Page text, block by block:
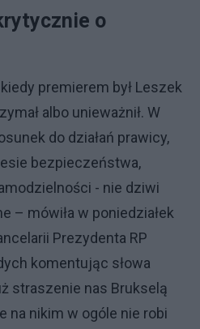
o
premierem był Leszek
albo unieważnił. W
do działań prawicy,
bezpieczeństwa,
- nie dziwi
– mówiła w poniedziałek
Prezydenta RP
komentując słowa
straszenie nas Brukselą
na nikim w ogóle nie robi